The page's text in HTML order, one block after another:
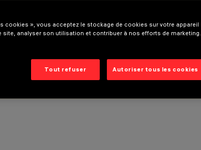
cookies », vous acceptez le stockage de cookies sur votre appareil
site, analyser son utilisation et contribuer à nos efforts de marketing.
Tout refuser Autoriser tous les cookies